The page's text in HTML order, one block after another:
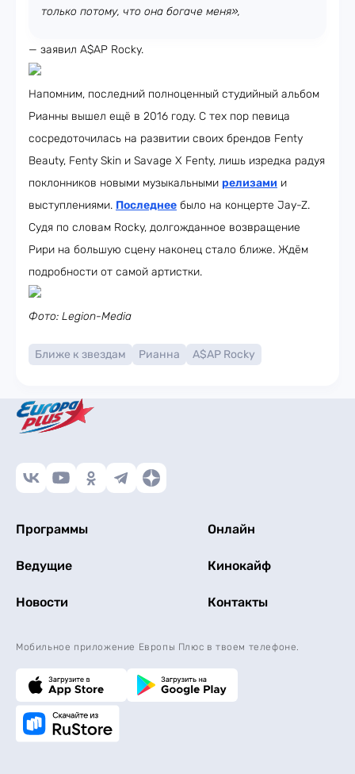
только потому, что она богаче меня»,
— заявил A$AP Rocky.
Напомним, последний полноценный студийный альбом
Рианны вышел ещё в 2016 году. С тех пор певица
сосредоточилась на развитии своих брендов Fenty
Beauty, Fenty Skin и Savage X Fenty, лишь изредка радуя
поклонников новыми музыкальными релизами и
выступлениями. Последнее было на концерте Jay-Z.
Судя по словам Rocky, долгожданное возвращение
Рири на большую сцену наконец стало ближе. Ждём
подробности от самой артистки.
Фото: Legion-Media
Ближе к звездам Рианна A$AP Rocky
Программы Онлайн
Ведущие Кинокайф
Новости Контакты
Мобильное приложение Европы Плюс в твоем телефоне.